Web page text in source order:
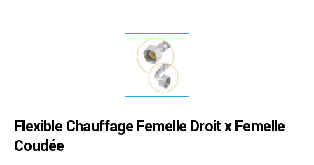
Flexible Chauffage Femelle Droit x Femelle
Coudée